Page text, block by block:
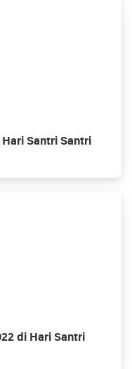
Santri Santri
di Hari Santri